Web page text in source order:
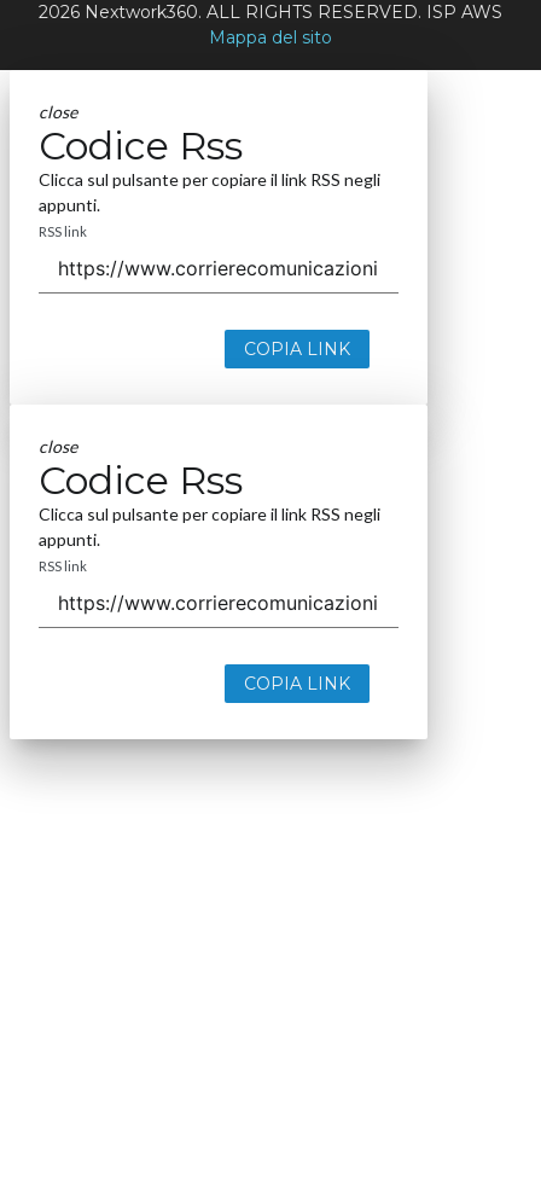
2026 Nextwork360. ALL RIGHTS RESERVED. ISP AWS
Mappa del sito
close
Codice Rss
Clicca sul pulsante per copiare il link RSS negli
appunti.
RSS link
COPIA LINK
close
Codice Rss
Clicca sul pulsante per copiare il link RSS negli
appunti.
RSS link
COPIA LINK